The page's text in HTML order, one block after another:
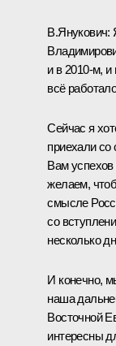
В.Янукович:
и в 2010-м,
всё
Сейчас я
приехали со
Вам
желаем,
смысле
со
несколько
И конечно,
наша
Восточной
интересны